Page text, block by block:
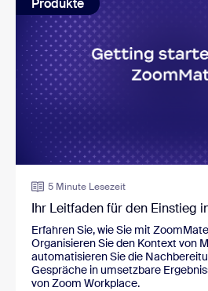
Produkte
5 Minute Lesezeit
Ihr Leitfaden für den Einstieg
Erfahren Sie, wie Sie mit
Organisieren Sie den Kontext von
automatisieren Sie die
Gespräche in umsetzbare
von Zoom Workplace.